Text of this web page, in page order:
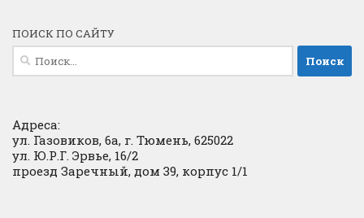
ПОИСК ПО САЙТУ
Найти:
Адреса:
ул. Газовиков, 6а, г. Тюмень, 625022
ул. Ю.Р.Г. Эрвье, 16/2
проезд Заречный, дом 39, корпус 1/1